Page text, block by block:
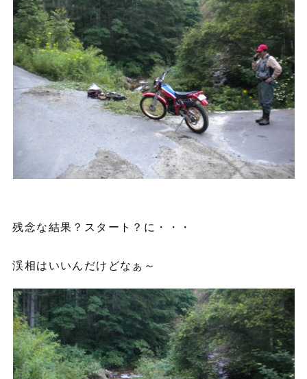
残念な結果？スタート？に・・・
渓相はいいんだけどなぁ～